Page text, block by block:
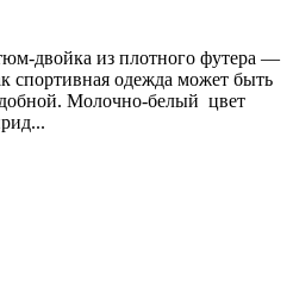
двойка из плотного футера —
спортивная одежда может быть
Молочно-белый цвет